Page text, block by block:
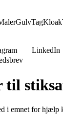
GulvTagKloak
LinkedIn
i emnet for hjælp